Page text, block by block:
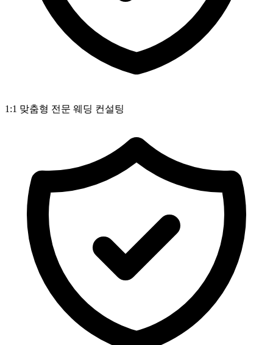
1:1 맞춤형 전문 웨딩 컨설팅